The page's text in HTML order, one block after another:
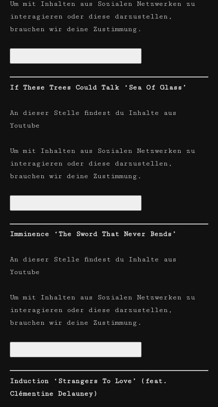
Um mit Inhalten aus Sozialen Netzwerken zu
interagieren oder diese darzustellen,
brauchen wir deine Zustimmung.
If These Trees Could Talk ‘Sea Of Glass’
An dieser Stelle findest du Inhalte aus
Youtube
Um mit Inhalten aus Sozialen Netzwerken zu
interagieren oder diese darzustellen,
brauchen wir deine Zustimmung.
Imminence ‘The Sword That Never Bends’
An dieser Stelle findest du Inhalte aus
Youtube
Um mit Inhalten aus Sozialen Netzwerken zu
interagieren oder diese darzustellen,
brauchen wir deine Zustimmung.
Induction ‘Strangers To Love’ (feat.
Clémentine Delauney)